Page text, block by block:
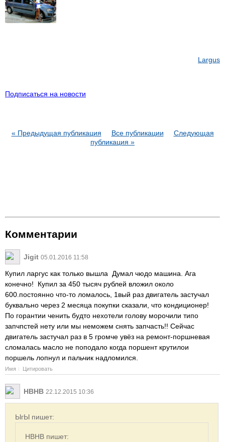
Largus
Подписаться на новости
« Предыдущая публикация Все публикации
Следующая
публикация »
Комментарии
Jigit 05.01.2016 11:58
Купил ларгус как только вышла Думал чюдо машина. Ага
конечно! Купил за 450 тысяч рублей вложил около
600.постоянно что-то ломалось, 1вый раз двигатель застучал
буквально через 2 месяца покупки сказали, что кондиционер!
По горантии ченить будто нехотели голову морочили типо
запчпстей нету или мы неможем снять запчасть!! Сейчас
двигатель застучал раз в 5 громче увёз на ремонт-поршневая
сломалась масло не поподало когда поршент крутилои
поршель лопнул и пальчик надломился.
Имя Цитировать
HBHB 22.12.2015 10:36
ЫгЫ пишет:
HBHB пишет: